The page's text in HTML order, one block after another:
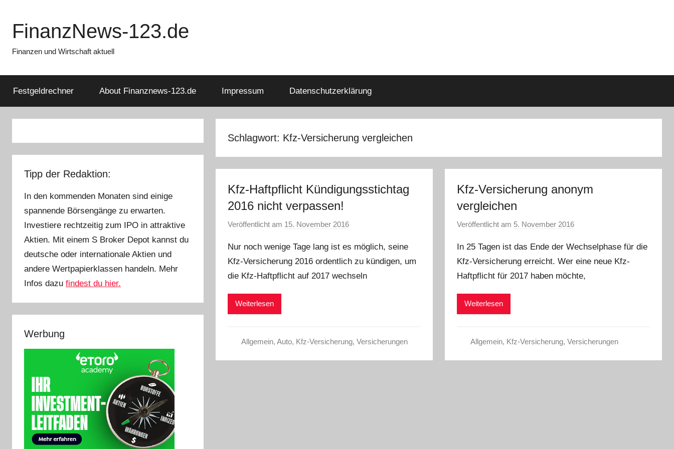
springen
FinanzNews-123.de
Finanzen und Wirtschaft aktuell
Festgeldrechner About Finanznews-123.de Impressum Datenschutzerklärung
Schlagwort: Kfz-Versicherung vergleichen
Kfz-Haftpflicht Kündigungsstichtag
2016 nicht verpassen!
Veröffentlicht am 15. November 2016v
n
C
W
Nur noch wenige Tage lang ist es möglich, seine
Kfz-Versicherung 2016 ordentlich zu kündigen, um
die Kfz-Haftpflicht auf 2017 wechseln
Weiterlesen
Allgemein,Auto, Kfz-Versicherung,Versicherungen
Kfz-Versicherung anonym
vergleichen
Veröffentlicht am 5. November 2016v
n
C
W
In 25 Tagen ist das Ende der Wechselphase für die
Kfz-Versicherung erreicht. Wer eine neue Kfz-
Haftpflicht für 2017 haben möchte,
Weiterlesen
Allgemein, Kfz-Versicherung,Versicherungen
Tipp der Redaktion:
In den kommenden Monaten sind einige
spannende Börsengänge zu erwarten.
Investiere rechtzeitig zum IPO in attraktive
Aktien. Mit einem S Broker Depot kannst du
deutsche oder internationale Aktien und
andere Wertpapierklassen handeln. Mehr
Infos dazu findest du hier.
Werbung